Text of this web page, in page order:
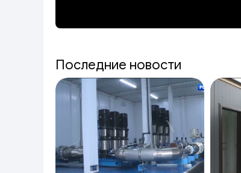
Последние новости